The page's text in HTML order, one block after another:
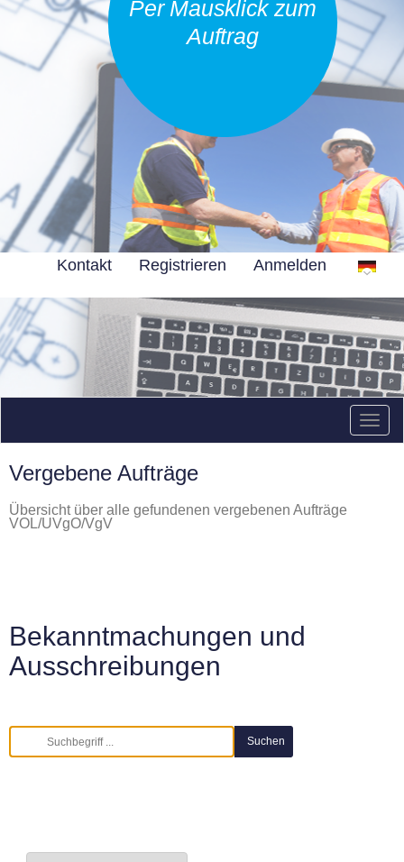
Per Mausklick zum
Auftrag
Kontakt Registrieren Anmelden
Vergebene Aufträge
Übersicht über alle gefundenen vergebenen Aufträge
VOL/UVgO/VgV
Bekanntmachungen und
Ausschreibungen